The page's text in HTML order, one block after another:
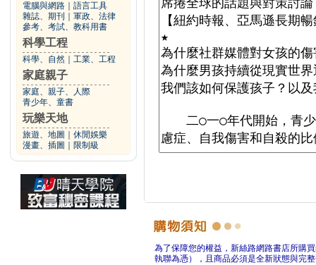
電腦與網路
語言工具
雜誌、期刊
軍政、法律
參考、考試、教科用書
科學工程
科學、自然 工業、工程
家庭親子
家庭、親子、人際
青少年、童書
玩樂天地
旅遊、地圖
休閒娛樂
漫畫、插圖
限制級
為了保障您的權益，新絲路網路書店所購
執聯為憑），且商品必須是全新狀態與完